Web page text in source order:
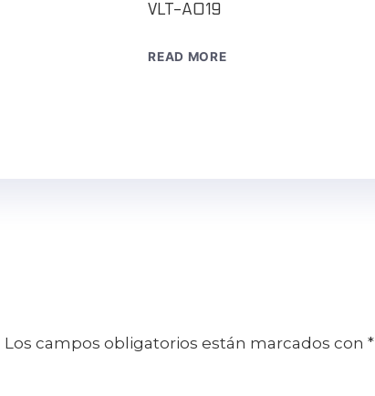
VLT-A019
READ MORE
Los campos obligatorios están marcados con *